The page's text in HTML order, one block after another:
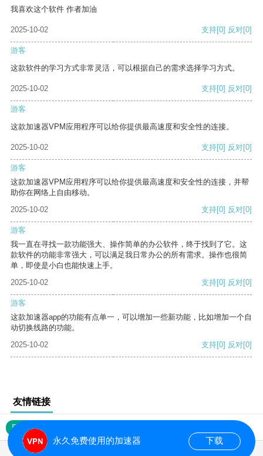
我喜欢这个软件 作者加油
2025-10-02 支持[0] 反对[0]
游客
这款软件的学习方式非常灵活，可以根据自己的需求选择学习方式。
2025-10-02 支持[0] 反对[0]
游客
这款加速器VPM应用程序可以给你提供最高速度和安全性的连接。
2025-10-02 支持[0] 反对[0]
游客
这款加速器VPM应用程序可以给你提供最高速度和安全性的连接，并帮
助你在网络上自由移动。
2025-10-02
支持[0] 反对[0]
游客
我一直在寻找一款功能强大、操作简单的办公软件，终于找到了它。这
款软件的功能非常强大，可以满足我日常办公的所有需求。操作也很简
单，即使是小白也能快速上手。
2025-10-02
支持[0] 反对[0]
游客
这款加速器app的功能有点单一，可以增加一些新功能，比如增加一个自
动切换线路的功能。
2025-10-02
支持[0] 反对[0]
友情链接
网站地图
永久免费使用的加速器 下载